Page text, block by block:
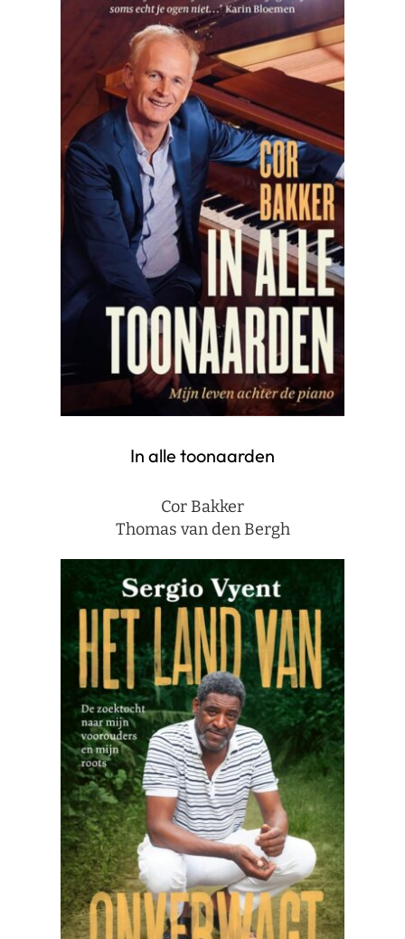
In alle toonaarden
Cor Bakker
Thomas van den Bergh